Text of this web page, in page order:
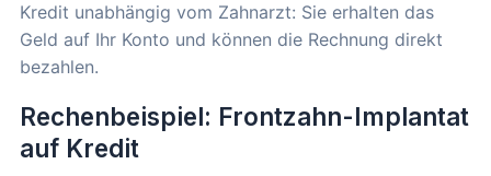
Kredit unabhängig vom Zahnarzt: Sie erhalten das
Geld auf Ihr Konto und können die Rechnung direkt
bezahlen.
Rechenbeispiel: Frontzahn-Implantat
auf Kredit